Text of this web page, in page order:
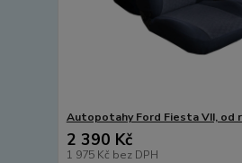
Autopotahy Ford Fiesta VII, od
2 390 Kč
1 975 Kč bez DPH